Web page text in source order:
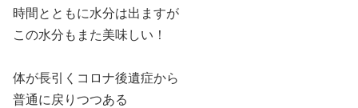
時間とともに水分は出ますが
この水分もまた美味しい！
体が長引くコロナ後遺症から
普通に戻りつつある